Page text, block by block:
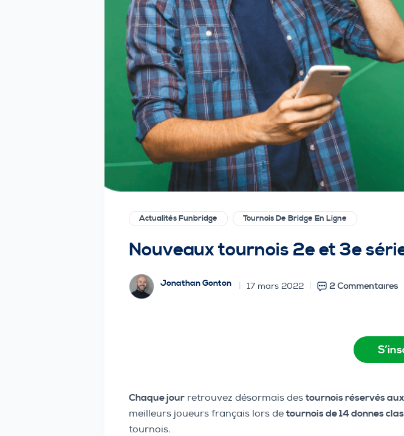
Actualités Funbridge Tournois De Bridge En Ligne
Nouveaux tournois 2e et 3e
Jonathan Gonton 17 mars 2022 2 Commentaires
Chaque jour retrouvez désormais des tournois réservés
meilleurs joueurs français lors de tournois de 14 donnes
tournois.